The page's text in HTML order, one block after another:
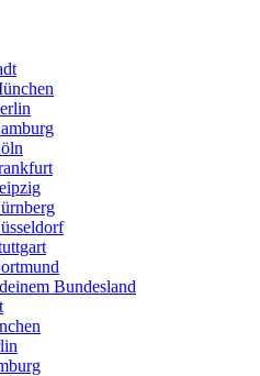
Bundesland